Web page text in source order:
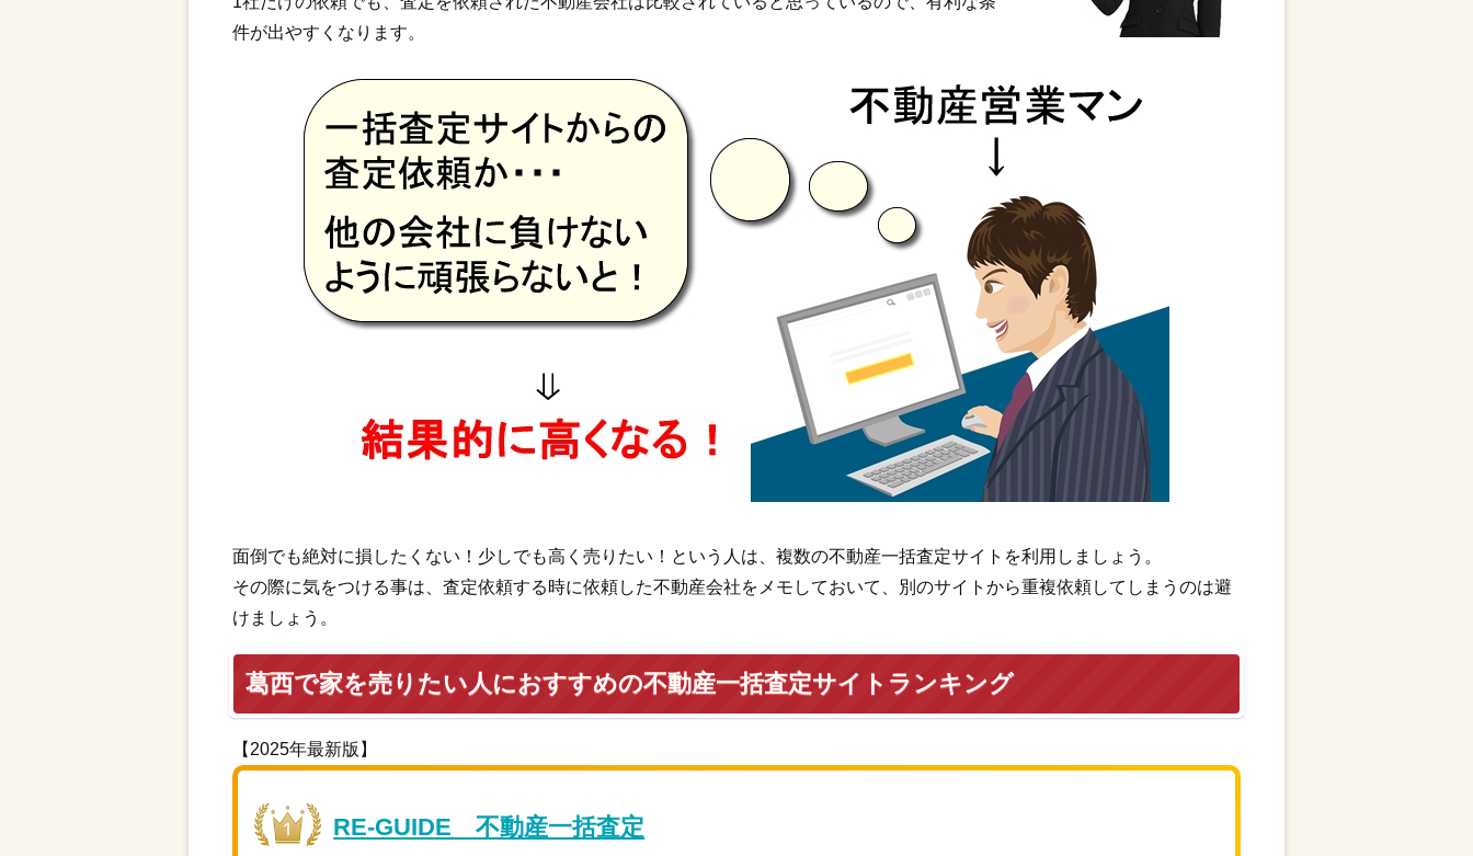
件が出やすくなります。
面倒でも絶対に損したくない！少しでも高く売りたい！という人は、複数の不動産一括査定サイトを利用しましょう。
その際に気をつける事は、査定依頼する時に依頼した不動産会社をメモしておいて、別のサイトから重複依頼してしまうのは避
けましょう。
葛西で家を売りたい人におすすめの不動産一括査定サイトランキング
【2025年最新版】
RE-GUIDE 不動産一括査定